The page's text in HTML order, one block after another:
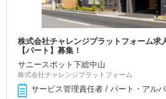
株式会社チャレンジプラットフォーム求
【パート】募集！
サニースポット下総中山
株式会社チャレンジプラットフォーム
サービス管理責任者 / パート・アルバ